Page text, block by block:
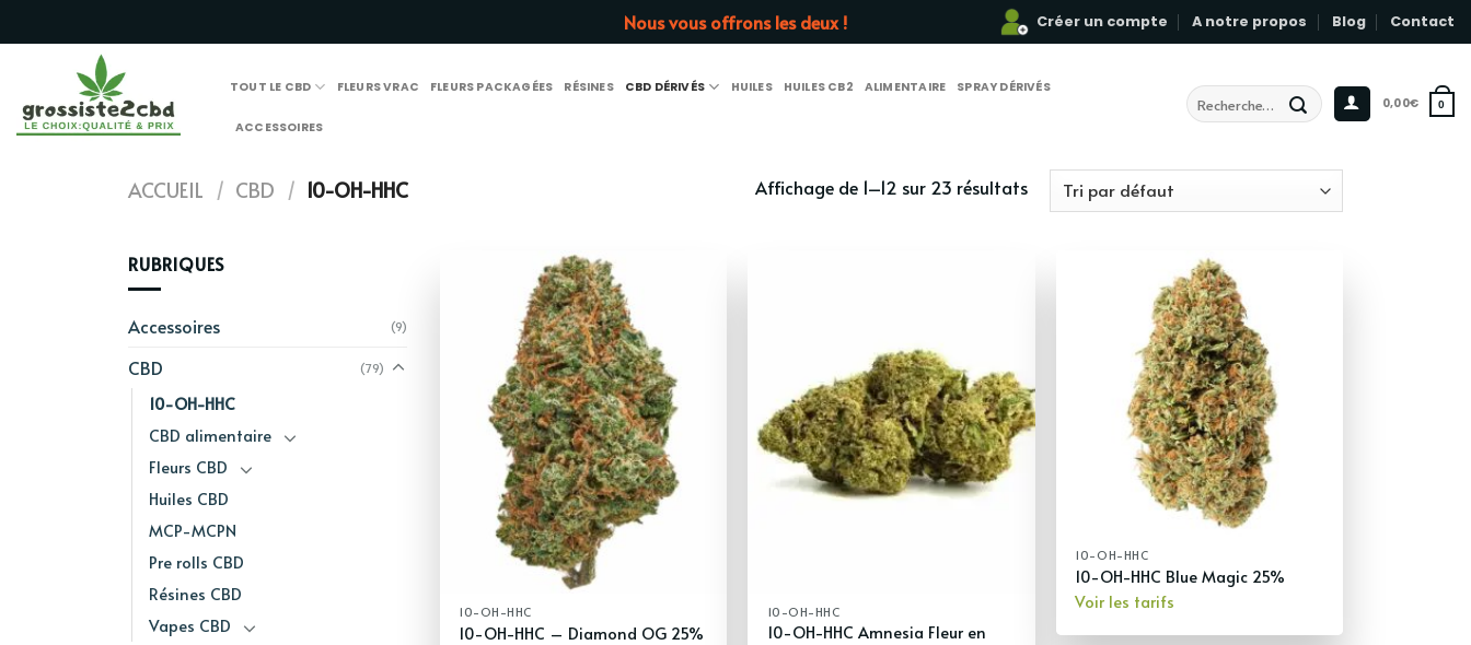
au
Nous vous offrons les deux ! Créer un compte A notre propos Blog Contact
TOUT LE CBD FLEURS VRAC FLEURS PACKAGÉES RÉSINES CBD DÉRIVÉS HUILES HUILES CB2 ALIMENTAIRE SPRAY DÉRIVÉS
ACCESSOIRES
Recherche
pour :
0,00€ 0
ACCUEIL / CBD / 10-OH-HHC Affichage de 1–12 sur 23 résultats
RUBRIQUES
Accessoires (9)
CBD (79)
10-OH-HHC
CBD alimentaire
Fleurs CBD
Huiles CBD
MCP-MCPN
Pre rolls CBD
Résines CBD
Vapes CBD
10-OH-HHC
10-OH-HHC – Diamond OG 25%
10-OH-HHC
10-OH-HHC Amnesia Fleur en
10-OH-HHC
10-OH-HHC Blue Magic 25%
Voir les tarifs